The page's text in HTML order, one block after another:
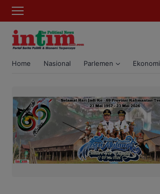
Home Nasional Parlemen Ekonomi